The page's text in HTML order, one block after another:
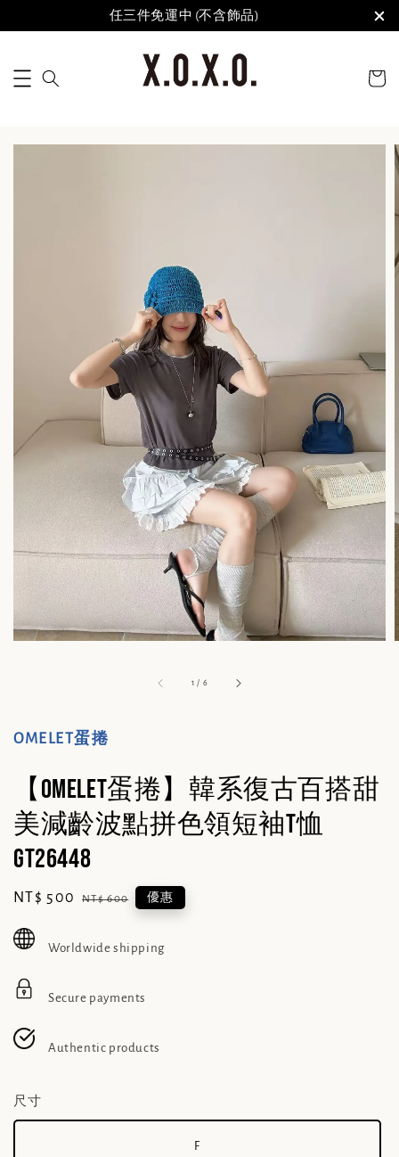
任三件免運中 (不含飾品)
1 / 6
OMELET蛋捲
【OMELET蛋捲】韓系復古百搭甜
美減齡波點拼色領短袖T恤
GT26448
Sale
NT$ 500 Regular
NT$ 600 優惠
Worldwide shipping
Secure payments
Authentic products
尺寸
F